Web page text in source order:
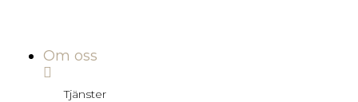
Om oss
Tjänster